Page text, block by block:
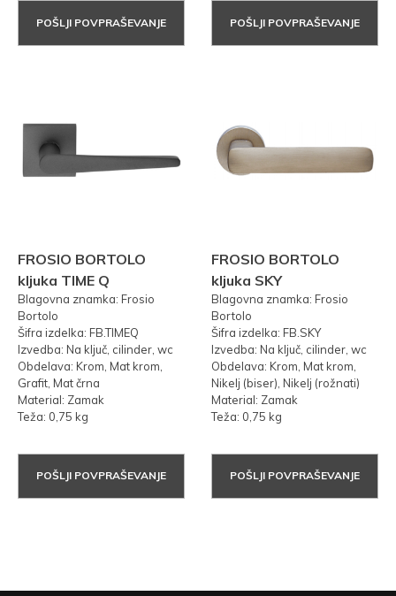
POŠLJI POVPRAŠEVANJE POŠLJI POVPRAŠEVANJE
FROSIO BORTOLO
kljuka TIME Q
Blagovna znamka: Frosio
Bortolo
Šifra izdelka: FB.TIMEQ
Izvedba: Na ključ, cilinder, wc
Obdelava: Krom, Mat krom,
Grafit, Mat črna
Material: Zamak
Teža: 0,75 kg
POŠLJI POVPRAŠEVANJE
FROSIO BORTOLO
kljuka SKY
Blagovna znamka: Frosio
Bortolo
Šifra izdelka: FB.SKY
Izvedba: Na ključ, cilinder, wc
Obdelava: Krom, Mat krom,
Nikelj (biser), Nikelj (rožnati)
Material: Zamak
Teža: 0,75 kg
POŠLJI POVPRAŠEVANJE